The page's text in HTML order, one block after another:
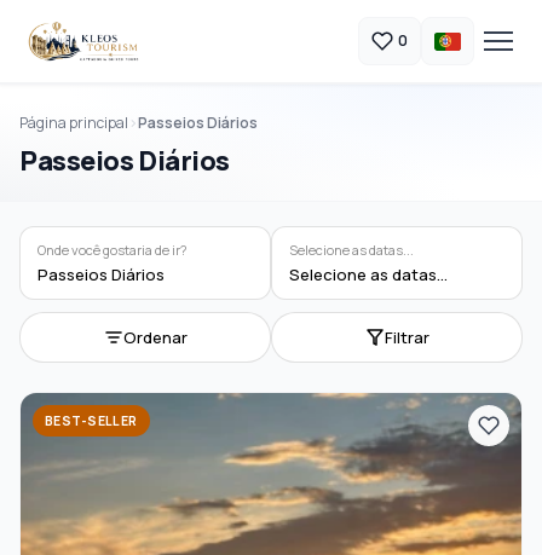
0
Página principal Passeios Diários
Passeios Diários
Onde você gostaria de ir?
Passeios Diários
Selecione as datas...
Selecione as datas...
Ordenar Filtrar
BEST-SELLER